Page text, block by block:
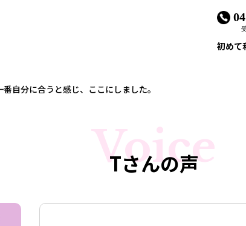
初めて
番自分に合うと感じ、ここにしました。
Tさんの声
Voice